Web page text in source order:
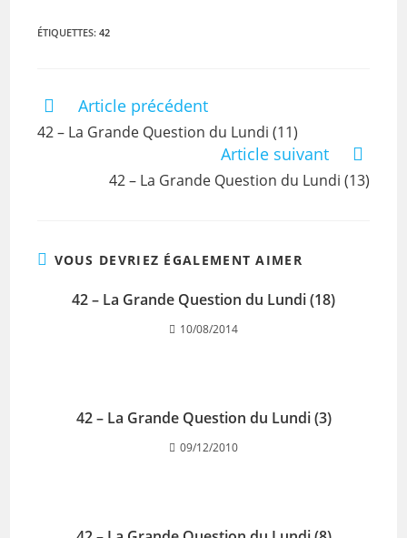
ÉTIQUETTES:42
Read
articles
Article précédent
42 – La Grande Question du Lundi (11)
Article suivant
42 – La Grande Question du Lundi (13)
VOUS DEVRIEZ ÉGALEMENT AIMER
42 – La Grande Question du Lundi (18)
10/08/2014
42 – La Grande Question du Lundi (3)
09/12/2010